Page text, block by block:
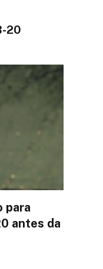
20
para
antes da